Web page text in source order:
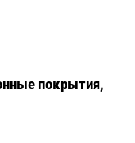
покрытия,